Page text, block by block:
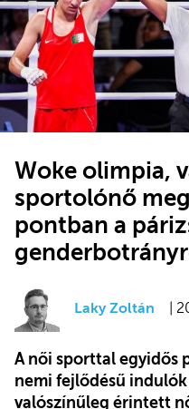
Woke olimpia,
sportolónő
pontban a
Laky Zoltán |
A női sporttal egyidős
nemi fejlődésű
valószínűleg érintett